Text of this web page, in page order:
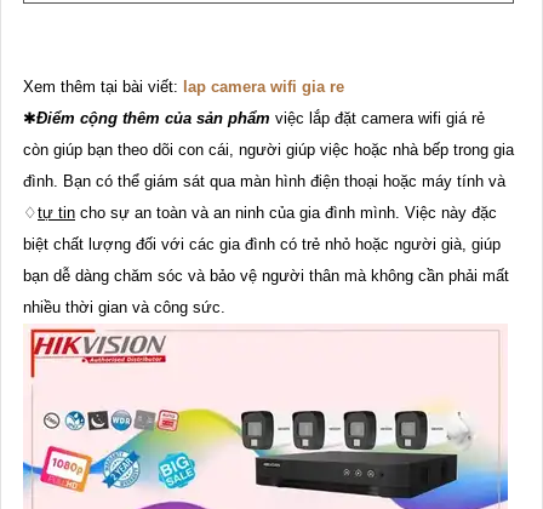
Xem thêm tại bài viết: lap camera wifi gia re
✱Điểm cộng thêm của sản phẩm việc lắp đặt camera wifi giá rẻ
còn giúp bạn theo dõi con cái, người giúp việc hoặc nhà bếp trong gia
đình. Bạn có thể giám sát qua màn hình điện thoại hoặc máy tính và
♢tự tin cho sự an toàn và an ninh của gia đình mình. Việc này đặc
biệt chất lượng đối với các gia đình có trẻ nhỏ hoặc người già, giúp
bạn dễ dàng chăm sóc và bảo vệ người thân mà không cần phải mất
nhiều thời gian và công sức.